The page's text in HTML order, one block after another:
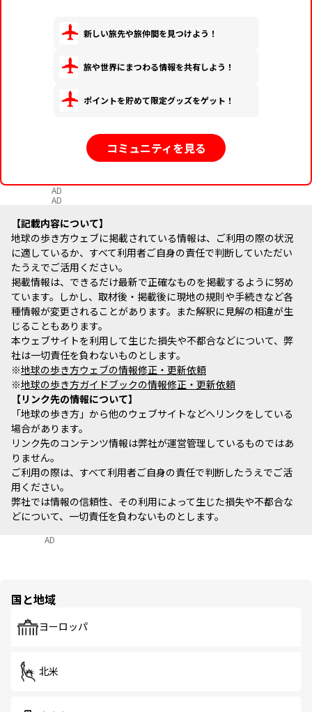
新しい旅先や旅仲間を見つけよう！
旅や世界にまつわる情報を共有しよう！
ポイントを貯めて限定グッズをゲット！
コミュニティを見る
AD
AD
記載内容について
地球の歩き方ウェブに掲載されている情報は、ご利用の際の状況
に適しているか、すべて利用者ご自身の責任で判断していただい
たうえでご活用ください。
掲載情報は、できるだけ最新で正確なものを掲載するように努め
ています。しかし、取材後・掲載後に現地の規則や手続きなど各
種情報が変更されることがあります。また解釈に見解の相違が生
じることもあります。
本ウェブサイトを利用して生じた損失や不都合などについて、弊
社は一切責任を負わないものとします。
※地球の歩き方ウェブの情報修正・更新依頼
※地球の歩き方ガイドブックの情報修正・更新依頼
リンク先の情報について
「地球の歩き方」から他のウェブサイトなどへリンクをしている
場合があります。
リンク先のコンテンツ情報は弊社が運営管理しているものではあ
りません。
ご利用の際は、すべて利用者ご自身の責任で判断したうえでご活
用ください。
弊社では情報の信頼性、その利用によって生じた損失や不都合な
どについて、一切責任を負わないものとします。
AD
国と地域
ヨーロッパ
北米